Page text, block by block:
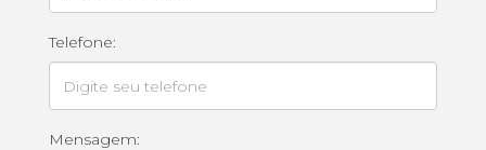
Telefone:
Mensagem: